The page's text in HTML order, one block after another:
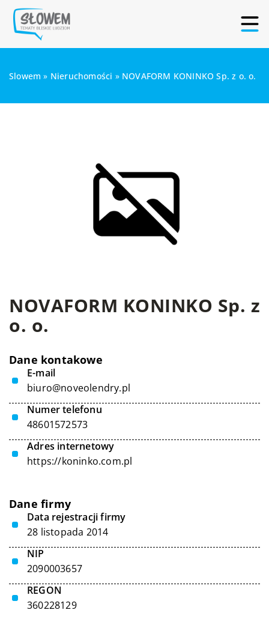
Slowem » Nieruchomości » NOVAFORM KONINKO Sp. z o. o.
NOVAFORM KONINKO Sp. z
o. o.
Dane kontakowe
E-mail
biuro@noveolendry.pl
Numer telefonu
48601572573
Adres internetowy
https://koninko.com.pl
Dane firmy
Data rejestracji firmy
28 listopada 2014
NIP
2090003657
REGON
360228129